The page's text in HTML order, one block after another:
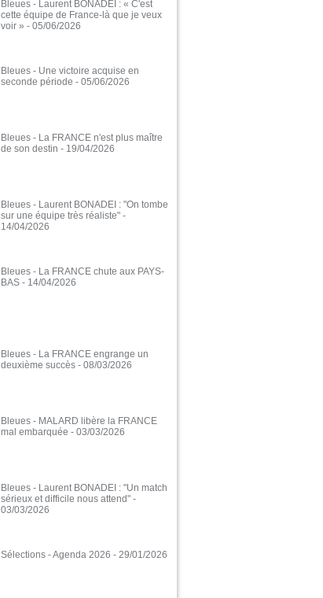
Bleues - Laurent BONADEI : « C'est
cette équipe de France-là que je veux
voir » - 05/06/2026
Bleues - Une victoire acquise en
seconde période - 05/06/2026
Bleues - La FRANCE n'est plus maître
de son destin - 19/04/2026
Bleues - Laurent BONADEI : "On tombe
sur une équipe très réaliste" -
14/04/2026
Bleues - La FRANCE chute aux PAYS-
BAS - 14/04/2026
Bleues - La FRANCE engrange un
deuxième succès - 08/03/2026
Bleues - MALARD libère la FRANCE
mal embarquée - 03/03/2026
Bleues - Laurent BONADEI : "Un match
sérieux et difficile nous attend" -
03/03/2026
Sélections - Agenda 2026 - 29/01/2026